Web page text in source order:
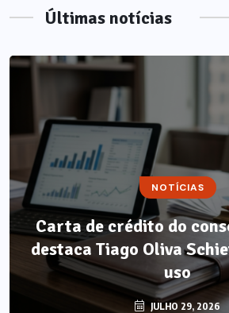
Últimas notícias
NOTÍCIAS
Carta de crédito do
destaca Tiago Oliva
uso
JULHO 29, 2026
NOTÍCIAS
Método LP: por que
alimentar é o único
regride?
AGOSTO 7, 2026